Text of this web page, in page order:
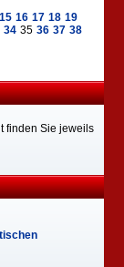
15 16 17 18 19
34 35 36 37 38
finden Sie jeweils